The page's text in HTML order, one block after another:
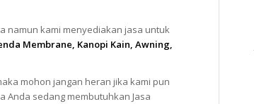
namun kami menyediakan jasa untuk
Membrane, Kanopi Kain, Awning,
mohon jangan heran jika kami pun
Anda sedang membutuhkan Jasa